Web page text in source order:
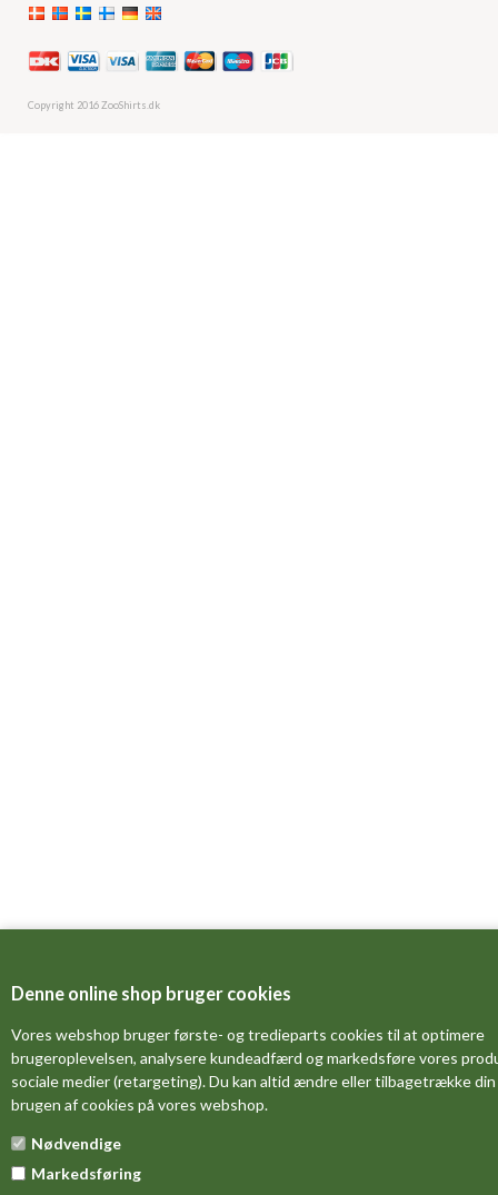
Denne online shop bruger cookies
Vores webshop bruger første- og tredieparts cookies til at optimere
brugeroplevelsen, analysere kundeadfærd og markedsføre vores
sociale medier (retargeting). Du kan altid ændre eller tilbagetrække
brugen af cookies på vores webshop.
Nødvendige
Markedsføring
Copyright 2016 ZooShirts.dk